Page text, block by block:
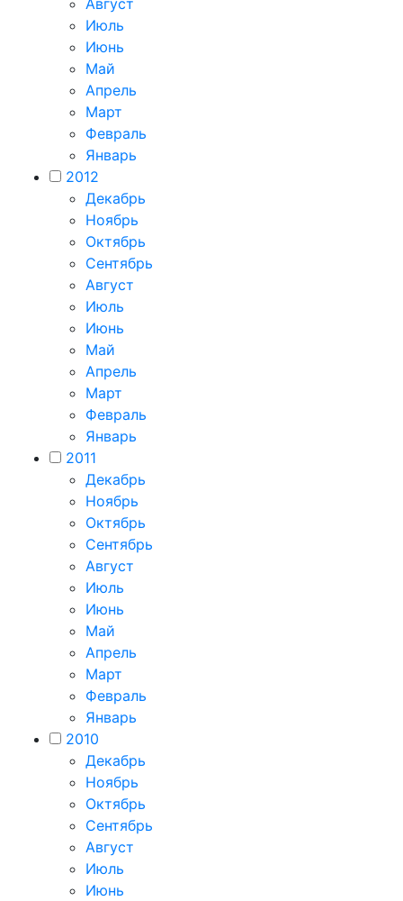
Июль
Июнь
Май
Апрель
Март
Февраль
Январь
2012
Декабрь
Ноябрь
Октябрь
Сентябрь
Август
Июль
Июнь
Май
Апрель
Март
Февраль
Январь
2011
Декабрь
Ноябрь
Октябрь
Сентябрь
Август
Июль
Июнь
Май
Апрель
Март
Февраль
Январь
2010
Декабрь
Ноябрь
Октябрь
Сентябрь
Август
Июль
Июнь